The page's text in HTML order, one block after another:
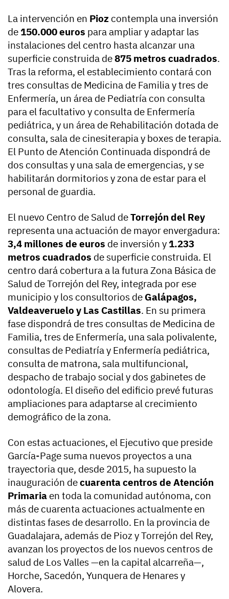
La intervención en Pioz contempla una inversión
de 150.000 euros para ampliar y adaptar las
instalaciones del centro hasta alcanzar una
superficie construida de875 metros cuadrados.
Tras la reforma, el establecimiento contará con
tres consultas de Medicina de Familia y tres de
Enfermería, un área de Pediatría con consulta
para el facultativo y consulta de Enfermería
pediátrica, y un área de Rehabilitación dotada de
consulta, sala de cinesiterapia y boxes de terapia.
El Punto de Atención Continuada dispondrá de
dos consultas y una sala de emergencias, y se
habilitarán dormitorios y zona de estar para el
personal de guardia.
El nuevo Centro de Salud deTorrejón del Rey
representa una actuación de mayor envergadura:
3,4 millones de euros de inversión y 1.233
metros cuadrados de superficie construida. El
centro dará cobertura a la futura Zona Básica de
Salud de Torrejón del Rey, integrada por ese
municipio y los consultorios de Galápagos,
Valdeaveruelo y Las Castillas. En su primera
fase dispondrá de tres consultas de Medicina de
Familia, tres de Enfermería, una sala polivalente,
consultas de Pediatría y Enfermería pediátrica,
consulta de matrona, sala multifuncional,
despacho de trabajo social y dos gabinetes de
odontología. El diseño del edificio prevé futuras
ampliaciones para adaptarse al crecimiento
demográfico de la zona.
Con estas actuaciones, el Ejecutivo que preside
García-Page suma nuevos proyectos a una
trayectoria que, desde 2015, ha supuesto la
inauguración decuarenta centros de Atención
Primaria en toda la comunidad autónoma, con
más de cuarenta actuaciones actualmente en
distintas fases de desarrollo. En la provincia de
Guadalajara, además de Pioz y Torrejón del Rey,
avanzan los proyectos de los nuevos centros de
salud de Los Valles —en la capital alcarreña—,
Horche, Sacedón, Yunquera de Henares y
Alovera.